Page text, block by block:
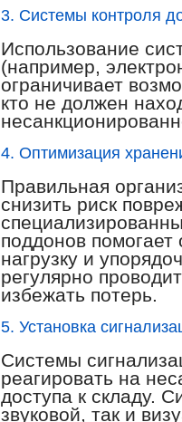
3. Системы контроля
Использование
(например,
ограничивает
кто не должен
4. Оптимизация
Правильная
снизить риск
поддонов
нагрузку и
регулярно
избежать потерь.
5. Установка
Системы
реагировать на
доступа к складу.
звуковой, так и